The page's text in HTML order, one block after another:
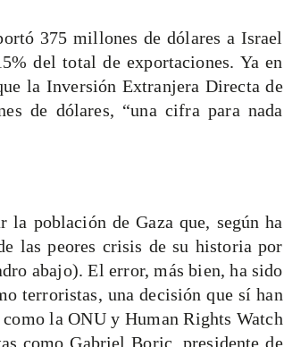
375 millones de dólares a Israel
del total de exportaciones. Ya en
la Inversión Extranjera Directa de
de dólares, “una cifra para nada
población de Gaza que, según ha
las peores crisis de su historia por
abajo). El error, más bien, ha sido
terroristas, una decisión que sí han
la ONU y Human Rights Watch
como Gabriel Boric, presidente de